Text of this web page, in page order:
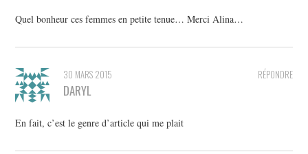
Quel bonheur ces femmes en petite tenue… Merci Alina…
RÉPONDRE
30 MARS 2015
DARYL
En fait, c’est le genre d’article qui me plait